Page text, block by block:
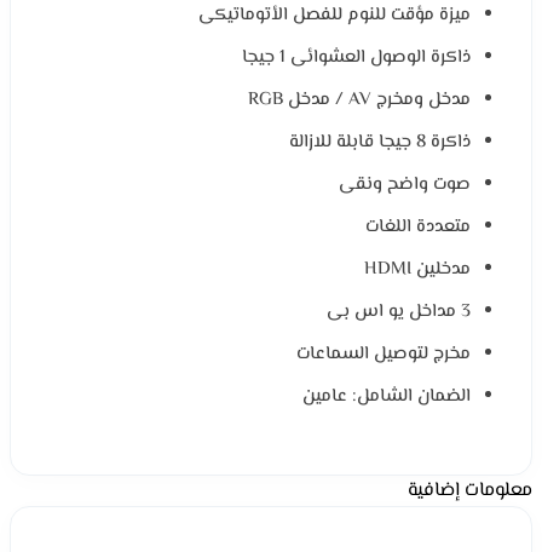
ميزة مؤقت للنوم للفصل الأتوماتيكى
ذاكرة الوصول العشوائى 1 جيجا
مدخل ومخرج AV / مدخل RGB
ذاكرة 8 جيجا قابلة للازالة
صوت واضح ونقى
متعددة اللغات
مدخلين HDMI
3 مداخل يو اس بى
مخرج لتوصيل السماعات
الضمان الشامل: عامين
معلومات إضافية